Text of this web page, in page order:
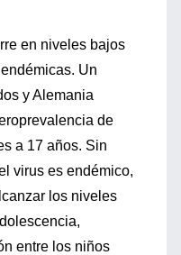
en niveles bajos
Un
y Alemania
de
a 17 años. Sin
virus es endémico,
los niveles
entre los niños